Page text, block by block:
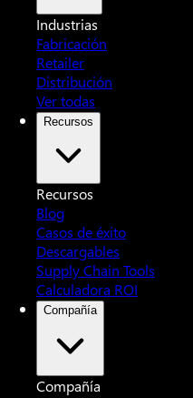
Industrias
Fabricación
Retailer
Distribución
Ver todas
Recursos
Recursos
Blog
Casos de éxito
Descargables
Supply Chain Tools
Calculadora ROI
Compañía
Compañía